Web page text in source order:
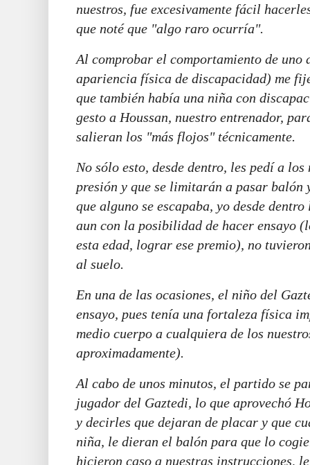
nuestros, fue excesivamente fácil
que noté que "algo raro ocurría".
Al comprobar el comportamiento de uno
apariencia física de discapacidad) me
que también había una niña con
gesto a Houssan, nuestro entrenador,
salieran los "más flojos" técnicamente.
No sólo esto, desde dentro, les pedí a
presión y que se limitarán a pasar balón
que alguno se escapaba, yo desde
aun con la posibilidad de hacer ensayo
esta edad, lograr ese premio), no
al suelo.
En una de las ocasiones, el niño del
ensayo, pues tenía una fortaleza física
medio cuerpo a cualquiera de los
aproximadamente).
Al cabo de unos minutos, el partido se
jugador del Gaztedi, lo que aprovechó
y decirles que dejaran de placar y que
niña, le dieran el balón para que lo
hicieron caso a nuestras instrucciones,